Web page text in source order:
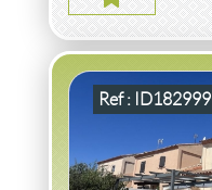
Ref : ID182999